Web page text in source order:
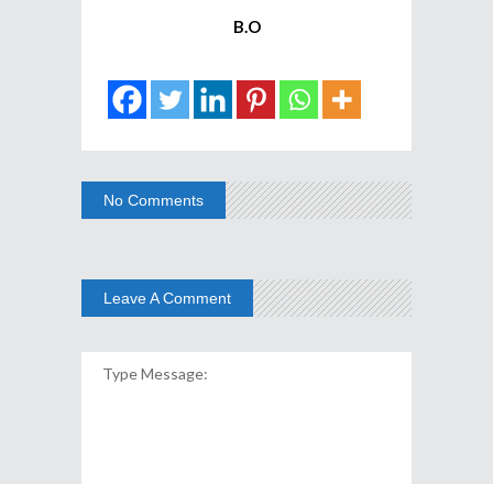
B.O
No Comments
Leave A Comment